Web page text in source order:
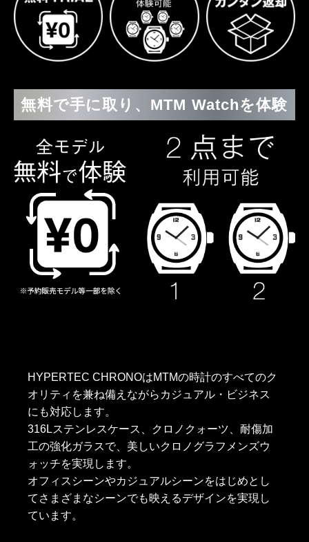
無料で手に取り、MTM Watchを体験
HYPERTEC CHRONOはMTMの時計のすべてのク
オリティを兼ね備えながらカジュアル・ビジネス
にも対応します。
316Lステンレスケース、クロノクォーツ、耐傷加
工の強化ガラスで、美しいクロノグラフメンズウ
ォッチを実現します。
オフィスシーンやカジュアルシーンをはじめとし
てさまざまなシーンでも映えるデザインを実現し
ています。